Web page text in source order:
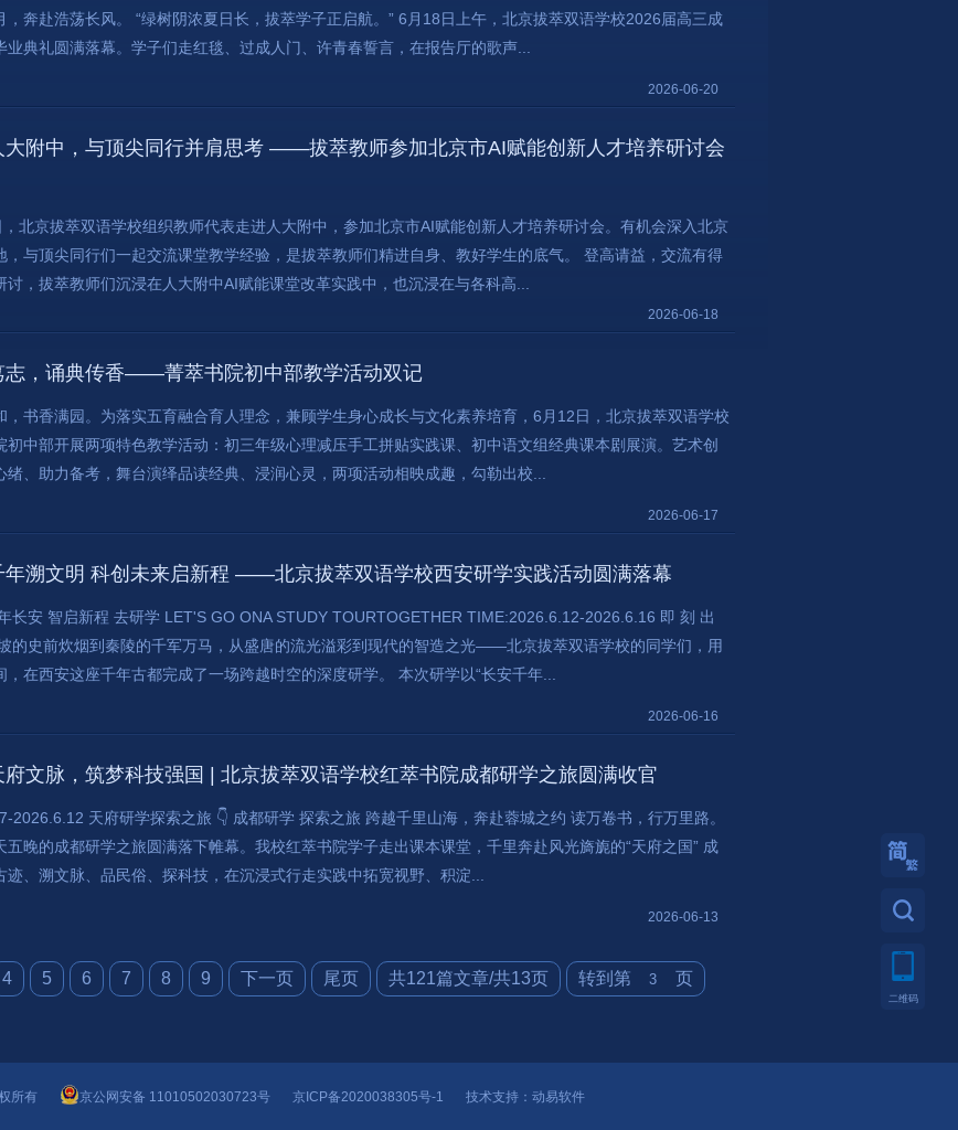
，奔赴浩荡长风。 “绿树阴浓夏日长，拔萃学子正启航。” 6月18日上午，北京拔萃双语学校2026届高三成
业典礼圆满落幕。学子们走红毯、过成人门、许青春誓言，在报告厅的歌声...
2026-06-20
大附中，与顶尖同行并肩思考 ——拔萃教师参加北京市AI赋能创新人才培养研讨会
北京拔萃双语学校组织教师代表走进人大附中，参加北京市AI赋能创新人才培养研讨会。有机会深入北京
，与顶尖同行们一起交流课堂教学经验，是拔萃教师们精进自身、教好学生的底气。 登高请益，交流有得
讨，拔萃教师们沉浸在人大附中AI赋能课堂改革实践中，也沉浸在与各科高...
2026-06-18
志，诵典传香——菁萃书院初中部教学活动双记
，书香满园。为落实五育融合育人理念，兼顾学生身心成长与文化素养培育，6月12日，北京拔萃双语学校
初中部开展两项特色教学活动：初三年级心理减压手工拼贴实践课、初中语文组经典课本剧展演。艺术创
绪、助力备考，舞台演绎品读经典、浸润心灵，两项活动相映成趣，勾勒出校...
2026-06-17
年溯文明 科创未来启新程 ——北京拔萃双语学校西安研学实践活动圆满落幕
长安 智启新程 去研学 LET'S GO ONA STUDY TOURTOGETHER TIME:2026.6.12-2026.6.16 即 刻 出
的史前炊烟到秦陵的千军万马，从盛唐的流光溢彩到现代的智造之光——北京拔萃双语学校的同学们，用
，在西安这座千年古都完成了一场跨越时空的深度研学。 本次研学以“长安千年...
2026-06-16
府文脉，筑梦科技强国 | 北京拔萃双语学校红萃书院成都研学之旅圆满收官
2026.6.12 天府研学探索之旅 👇 成都研学 探索之旅 跨越千里山海，奔赴蓉城之约 读万卷书，行万里路。
五晚的成都研学之旅圆满落下帷幕。我校红萃书院学子走出课本课堂，千里奔赴风光旖旎的“天府之国” 成
迹、溯文脉、品民俗、探科技，在沉浸式行走实践中拓宽视野、积淀...
2026-06-13
4 5 6 7 8 9 下一页 尾页 共121篇文章/共13页 转到第 页
所有 京公网安备 11010502030723号 京ICP备2020038305号-1 技术支持： 动易软件
繁體
二维码